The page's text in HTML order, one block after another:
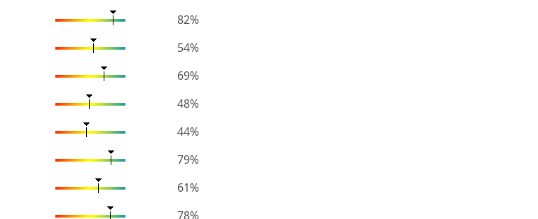
82%
54%
69%
48%
44%
79%
61%
78%